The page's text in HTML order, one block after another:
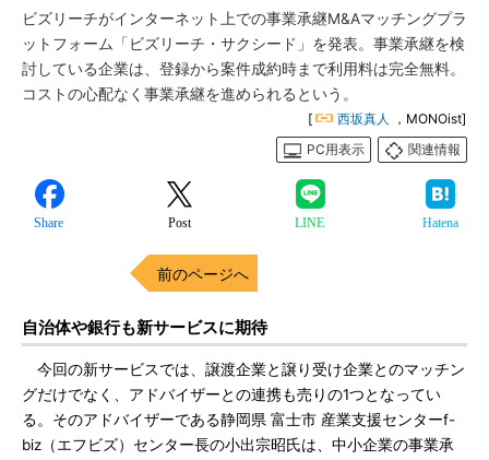
ビズリーチがインターネット上での事業承継M&Aマッチングプラ
ットフォーム「ビズリーチ・サクシード」を発表。事業承継を検
討している企業は、登録から案件成約時まで利用料は完全無料。
コストの心配なく事業承継を進められるという。
[ 西坂真人
，MONOist]
PC用表示
関連情報
Share Post LINE Hatena
前のページへ
自治体や銀行も新サービスに期待
今回の新サービスでは、譲渡企業と譲り受け企業とのマッチン
グだけでなく、アドバイザーとの連携も売りの1つとなってい
る。そのアドバイザーである静岡県 富士市 産業支援センターf-
biz（エフビズ）センター長の小出宗昭氏は、中小企業の事業承